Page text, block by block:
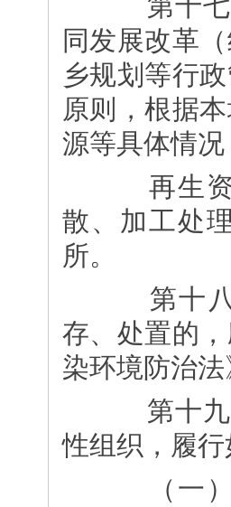
第十七
同发展改革
乡规划等行
原则，根据
源等具体情
再生资
散、加工处
所。
第十八
存、处置的
染环境防治
第十九
性组织，履
（一）